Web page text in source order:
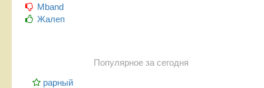
Mband
Жалеп
Популярное за сегодня
рарный